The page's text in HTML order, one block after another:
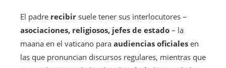
El padre recibir suele tener sus interlocutores –
asociaciones, religiosos, jefes de estado – la
maana en el vaticano para audiencias oficiales en
las que pronuncian discursos regulares, mientras que